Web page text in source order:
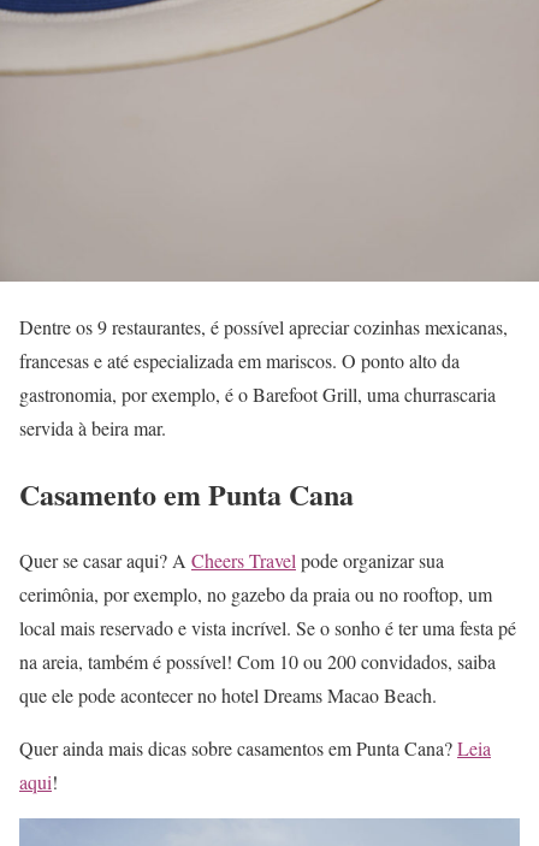
Dentre os 9 restaurantes, é possível apreciar cozinhas mexicanas,
francesas e até especializada em mariscos. O ponto alto da
gastronomia, por exemplo, é o Barefoot Grill, uma churrascaria
servida à beira mar.
Casamento em Punta Cana
Quer se casar aqui? A Cheers Travel pode organizar sua
cerimônia, por exemplo, no gazebo da praia ou no rooftop, um
local mais reservado e vista incrível. Se o sonho é ter uma festa pé
na areia, também é possível! Com 10 ou 200 convidados, saiba
que ele pode acontecer no hotel Dreams Macao Beach.
Quer ainda mais dicas sobre casamentos em Punta Cana?Leia
aqui!